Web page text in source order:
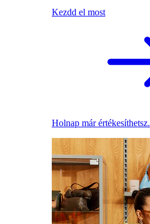
Kezdd el most
Holnap már értékesíthetsz.